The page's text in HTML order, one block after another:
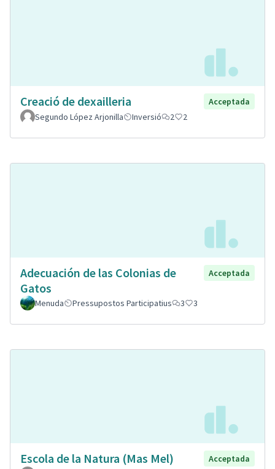
Creació de dexailleria
Acceptada
Segundo López Arjonilla
Inversió 2 2
Adecuación de las Colonias de
Gatos
Acceptada
Menuda Pressupostos Participatius 3 3
Escola de la Natura (Mas Mel)
Acceptada